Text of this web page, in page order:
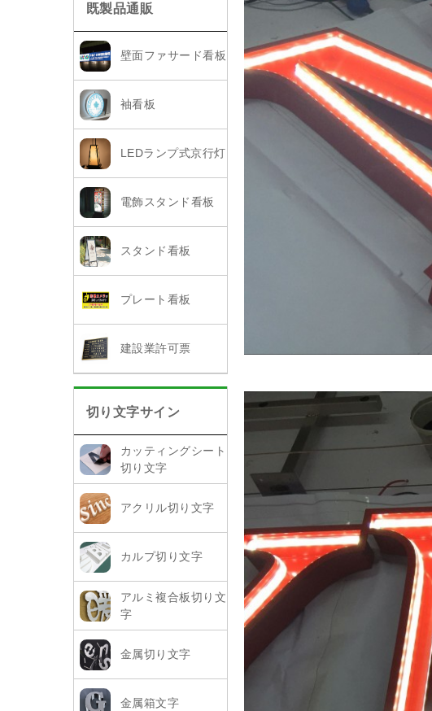
既製品通販
壁面ファサード看板
袖看板
LEDランプ式京行灯
電飾スタンド看板
スタンド看板
プレート看板
建設業許可票
切り文字サイン
カッティングシート
切り文字
アクリル切り文字
カルプ切り文字
アルミ複合板切り文
字
金属切り文字
金属箱文字